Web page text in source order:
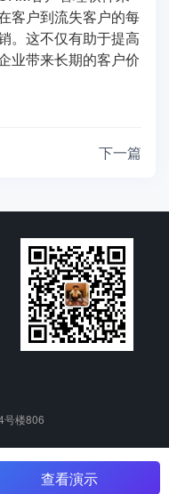
客户到流失客户的每
。这不仅有助于提高
业带来长期的客户价
下一篇
号楼806
查看演示